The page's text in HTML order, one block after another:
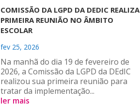
COMISSÃO DA LGPD DA DEDIC REALIZA
PRIMEIRA REUNIÃO NO ÂMBITO
ESCOLAR
fev 25, 2026
Na manhã do dia 19 de fevereiro de
2026, a Comissão da LGPD da DEdIC
realizou sua primeira reunião para
tratar da implementação...
ler mais